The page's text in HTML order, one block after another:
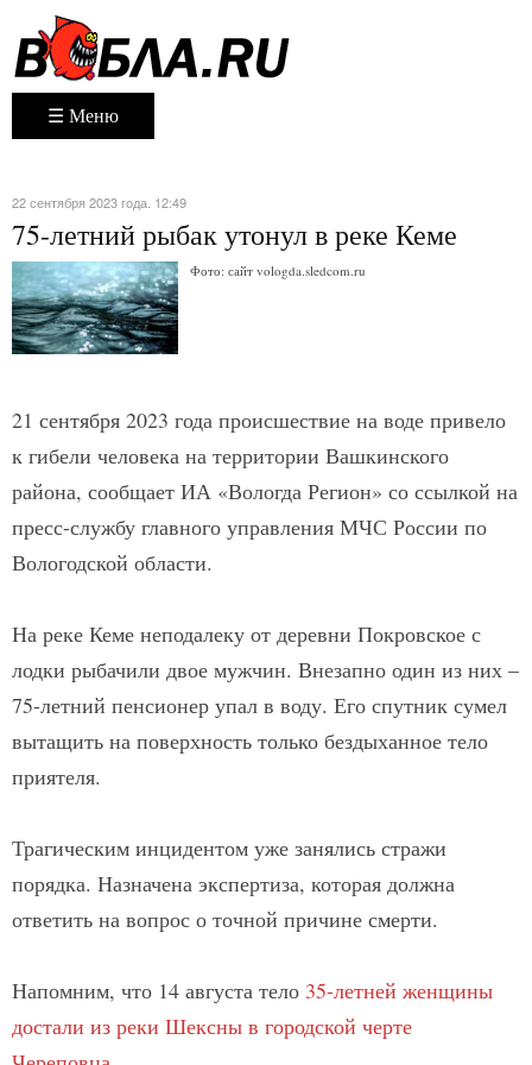
☰ Меню
22 сентября 2023 года. 12:49
75-летний рыбак утонул в реке Кеме
Фото: сайт vologda.sledcom.ru
21 сентября 2023 года происшествие на воде привело
к гибели человека на территории Вашкинского
района, сообщает ИА «Вологда Регион» со ссылкой на
пресс-службу главного управления МЧС России по
Вологодской области.
На реке Кеме неподалеку от деревни Покровское с
лодки рыбачили двое мужчин. Внезапно один из них –
75-летний пенсионер упал в воду. Его спутник сумел
вытащить на поверхность только бездыханное тело
приятеля.
Трагическим инцидентом уже занялись стражи
порядка. Назначена экспертиза, которая должна
ответить на вопрос о точной причине смерти.
Напомним, что 14 августа тело 35-летней женщины
достали из реки Шексны в городской черте